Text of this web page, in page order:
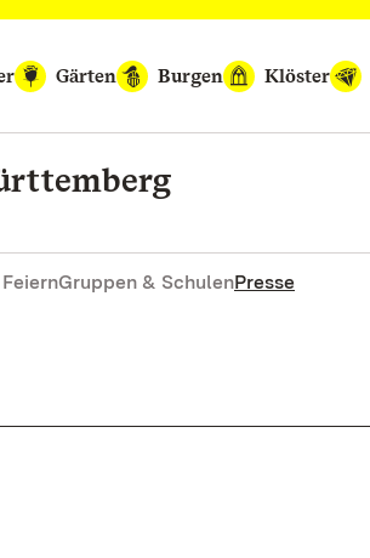
Gärten Burgen Klöster
Gruppen & SchulenPresse